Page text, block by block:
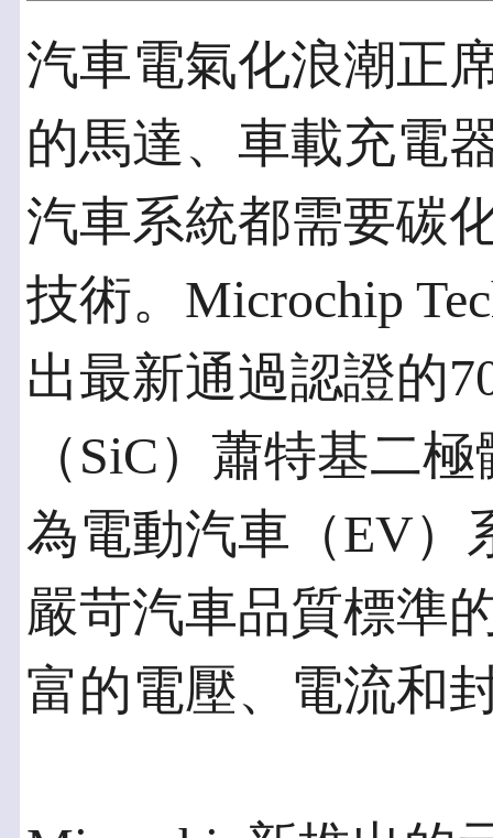
汽車電氣化浪潮正
的馬達、車載充電
汽車系統都需要碳
技術。Microchip
出最新通過認證的
（SiC）蕭特基二
為電動汽車（EV）
嚴苛汽車品質標準
富的電壓、電流和